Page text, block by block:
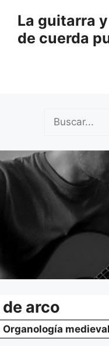
contenido
La guitarra
de cuerda
de arco
Organología